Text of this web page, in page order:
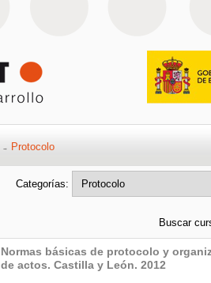
Protocolo
Categorías:
Buscar
Normas básicas de protocolo y
de actos. Castilla y León. 2012